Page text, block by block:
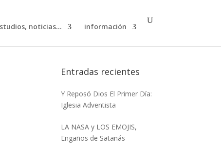
noticias… información
Entradas recientes
Y Reposó Dios El Primer Día:
Iglesia Adventista
LA NASA y LOS EMOJIS,
Engaños de Satanás